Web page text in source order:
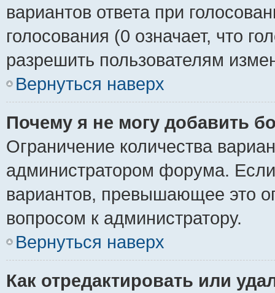
вариантов ответа при
голосования (0 означает, что
разрешить пользователям
Вернуться наверх
Почему я не могу добавить
Ограничение количества
администратором форума.
вариантов, превышающее это
вопросом к администратору.
Вернуться наверх
Как отредактировать или